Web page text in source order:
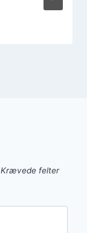
Krævede felter